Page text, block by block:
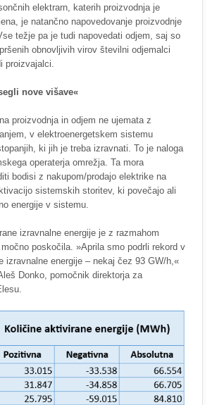
elektrarn, katerih proizvodnja je
je natančno napovedovanje proizvodnje
težje pa je tudi napovedati odjem, saj so
obnovljivih virov številni odjemalci
proizvajalci.
nove višave«
proizvodnja in odjem ne ujemata z
v elektroenergetskem sistemu
ki jih je treba izravnati. To je naloga
operaterja omrežja. Ta mora
bodisi z nakupom/prodajo elektrike na
sistemskih storitev, ki povečajo ali
energije v sistemu.
izravnalne energije je z razmahom
poskočila. »Aprila smo podrli rekord v
izravnalne energije – nekaj čez 93 GW/h,«
Donko, pomočnik direktorja za